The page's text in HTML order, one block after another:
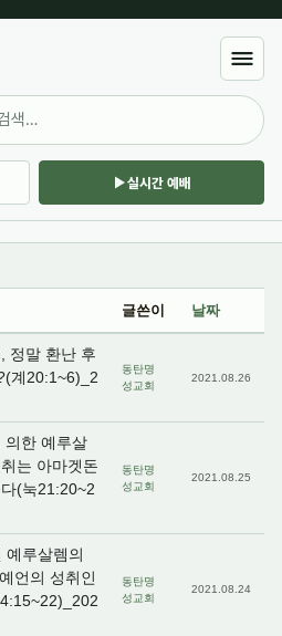
실시간 예배
글쓴이 날짜
정말 환난 후
계20:1~6)_2
동탄명
성교회
2021.08.26
의한 예루살
는 아마겟돈
(눅21:20~2
동탄명
성교회
2021.08.25
예루살렘의
언의 성취인
동탄명
성교회
2021.08.24
케치북5
케치북5